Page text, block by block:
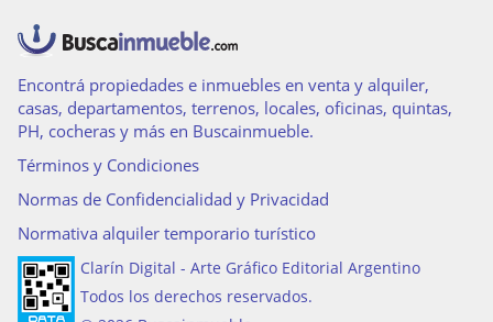
Encontrá propiedades e inmuebles en venta y alquiler,
casas, departamentos, terrenos, locales, oficinas, quintas,
PH, cocheras y más en Buscainmueble.
Términos y Condiciones
Normas de Confidencialidad y Privacidad
Normativa alquiler temporario turístico
Clarín Digital - Arte Gráfico Editorial Argentino
Todos los derechos reservados.